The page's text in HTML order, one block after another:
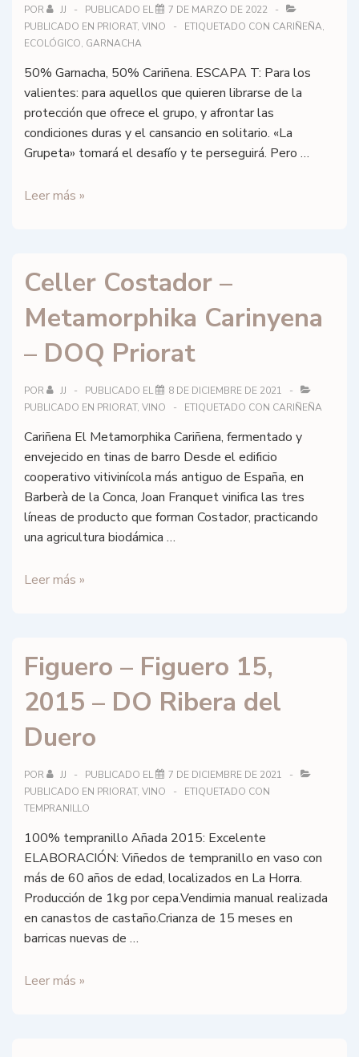
ocellet
–
DOq
Priorat
POR JJ PUBLICADO EL
7 DE MARZO DE 2022
PUBLICADO EN PRIORAT, VINO ETIQUETADO CON CARIÑEÑA,
ECOLÓGICO, GARNACHA
50% Garnacha, 50% Cariñena. ESCAPA T: Para los
valientes: para aquellos que quieren librarse de la
protección que ofrece el grupo, y afrontar las
condiciones duras y el cansancio en solitario. «La
Grupeta» tomará el desafío y te perseguirá. Pero …
TOCAVI
Negre
–
DOq
Leer más »
Celler Costador –
Metamorphika Carinyena
– DOQ Priorat
POR JJ PUBLICADO EL
8 DE DICIEMBRE DE 2021
PUBLICADO EN PRIORAT, VINO ETIQUETADO CON CARIÑEÑA
Cariñena El Metamorphika Cariñena, fermentado y
envejecido en tinas de barro Desde el edificio
cooperativo vitivinícola más antiguo de España, en
Barberà de la Conca, Joan Franquet vinifica las tres
líneas de producto que forman Costador, practicando
una agricultura biodámica …
Celler
Carinyena
–
DOQ
Leer más »
Figuero – Figuero 15,
2015 – DO Ribera del
Duero
POR JJ PUBLICADO EL
7 DE DICIEMBRE DE 2021
PUBLICADO EN PRIORAT, VINO
ETIQUETADO CON
TEMPRANILLO
100% tempranillo Añada 2015: Excelente
ELABORACIÓN: Viñedos de tempranillo en vaso con
más de 60 años de edad, localizados en La Horra.
Producción de 1kg por cepa.Vendimia manual realizada
en canastos de castaño.Crianza de 15 meses en
barricas nuevas de …
Figuero
Leer más »